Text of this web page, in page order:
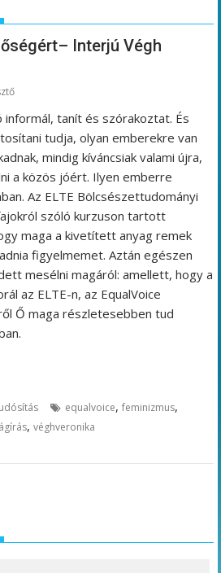
Interjú Végh
informál, tanít és szórakoztat. És
tudja, olyan emberekre van
mindig kíváncsiak valami újra,
a közös jóért. Ilyen emberre
Az ELTE Bölcsészettudományi
szóló kurzuson tartott
maga a kivetített anyag remek
figyelmemet. Aztán egészen
mesélni magáról: amellett, hogy a
az ELTE-n, az EqualVoice
Ő maga részletesebben tud
equalvoice,feminizmus,
,véghveronika